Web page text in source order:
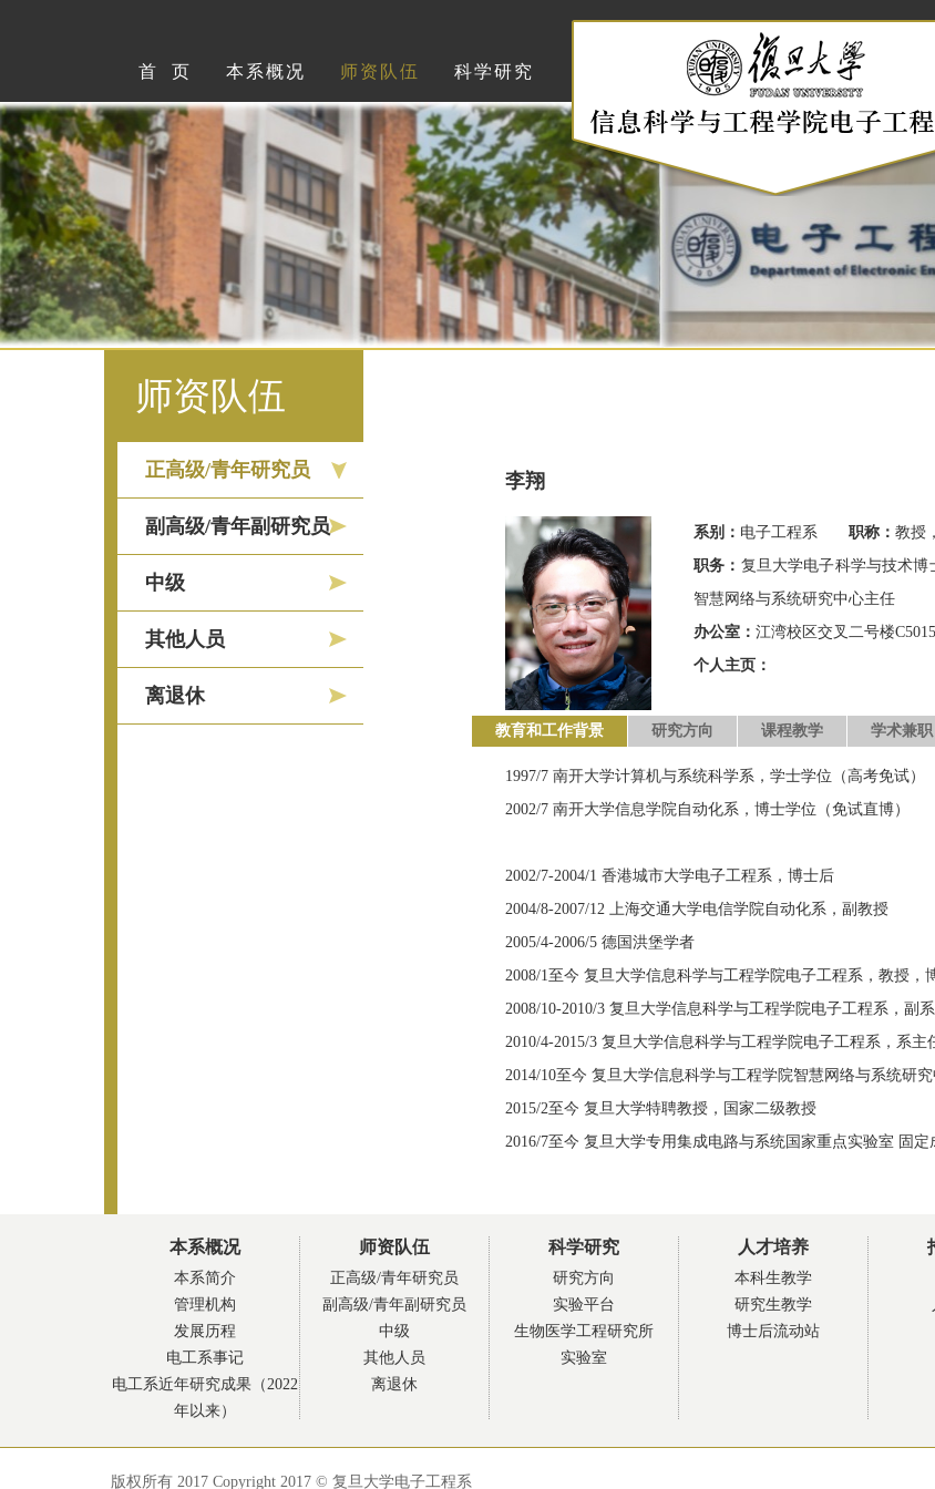
首 页 本系概况 师资队伍 科学研究
师资队伍
正高级/青年研究员
副高级/青年副研究员
中级
其他人员
离退休
李翔
系别： 电子工程系 职称： 教授
职务： 复旦大学电子科学与技术
智慧网络与系统研究中心主任
办公室： 江湾校区交叉二号楼
个人主页：
教育和工作背景 研究方向 课程教学 学术兼职
1997/7 南开大学计算机与系统科学系，学士学位（高考免试）
2002/7 南开大学信息学院自动化系，博士学位（免试直博）
2002/7-2004/1 香港城市大学电子工程系，博士后
2004/8-2007/12 上海交通大学电信学院自动化系，副教授
2005/4-2006/5 德国洪堡学者
2008/1至今 复旦大学信息科学与工程学院电子工程系，教授，
2008/10-2010/3 复旦大学信息科学与工程学院电子工程系，副系
2010/4-2015/3 复旦大学信息科学与工程学院电子工程系，系主
2014/10至今 复旦大学信息科学与工程学院智慧网络与系统研
2015/2至今 复旦大学特聘教授，国家二级教授
2016/7至今 复旦大学专用集成电路与系统国家重点实验室 固定
本系概况
本系简介
管理机构
发展历程
电工系事记
电工系近年研究成果（2022
年以来）
师资队伍
正高级/青年研究员
副高级/青年副研究员
中级
其他人员
离退休
科学研究
研究方向
实验平台
生物医学工程研究所
实验室
人才培养
本科生教学
研究生教学
博士后流动站
版权所有 2017 Copyright 2017 © 复旦大学电子工程系